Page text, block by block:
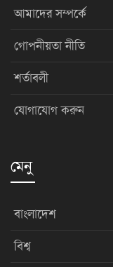
আমাদের সম্পর্কে
গোপনীয়তা নীতি
শর্তাবলী
যোগাযোগ করুন
মেনু
বাংলাদেশ
বিশ্ব